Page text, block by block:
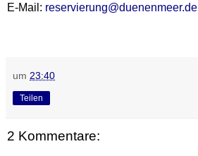
E-Mail: reservierung@duenenmeer.de
um 23:40
Teilen
2 Kommentare: